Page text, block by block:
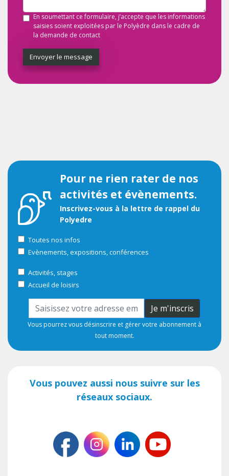
En soumettant ce formulaire, j’accepte que les informations
saisies soient exploitées par le Polyèdre dans le cadre de
la demande de contact
Envoyer le message
Pour ne rien rater de nos
activités et évènements.
Inscrivez-vous à la lettre de rappel du
Polyedre
Toutes nos infos
Evènements, expositions, conférences
Activités, stages
Accueil de loisirs
Je m'inscris
Vous pourrez vous désinscrire et gérer votre abonnement à
tout moment.
Vous pouvez aussi nous suivre sur les
réseaux sociaux.